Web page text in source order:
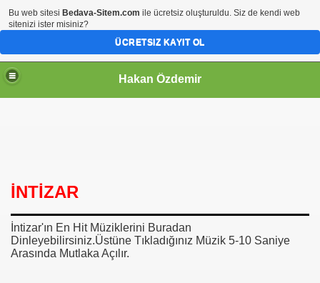
Hakan Özdemir
İNTİZAR
İntizar'ın En Hit Müziklerini Buradan
Dinleyebilirsiniz.Üstüne Tıkladığınız Müzik 5-10 Saniye
Arasında Mutlaka Açılır.
Bu web sitesi Bedava-Sitem.com ile ücretsiz oluşturuldu. Siz de kendi web
sitenizi ister misiniz?
ÜCRETSIZ KAYIT OL